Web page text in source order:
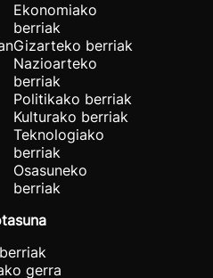
Ekonomiako
berriak
Gizarteko berriak
Nazioarteko
berriak
Politikako berriak
Kulturako berriak
Teknologiako
berriak
Osasuneko
berriak
gerra